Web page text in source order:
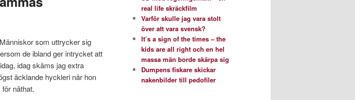
som uttrycker sig
de ibland ger intrycket att
idag skäms jag extra
äcklande hyckleri när hon
näthat.
real life skräckfilm
Varför skulle jag vara stolt
över att vara svensk?
It’s a sign of the times – the
kids are all right och en hel
massa män borde skärpa sig
Dumpens fiskare skickar
nakenbilder till pedofiler